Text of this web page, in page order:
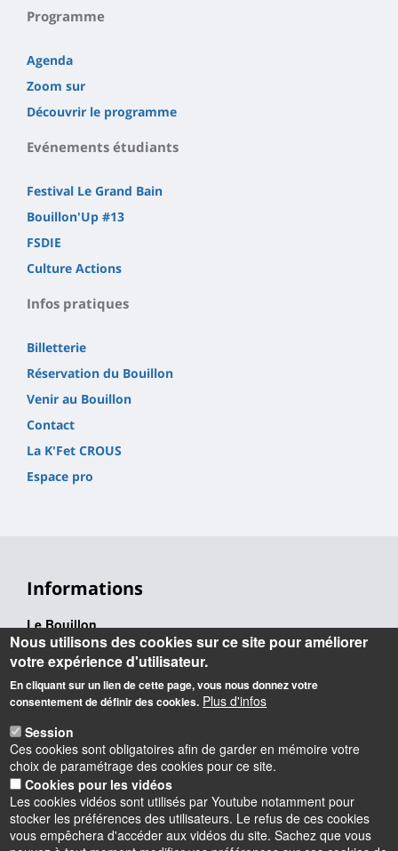
Programme
Agenda
Zoom sur
Découvrir le programme
Evénements étudiants
Festival Le Grand Bain
Bouillon'Up #13
FSDIE
Culture Actions
Infos pratiques
Billetterie
Réservation du Bouillon
Venir au Bouillon
Contact
La K'Fet CROUS
Espace pro
Informations
Le Bouillon
02 38 49 24 24
centre.culturel@univ-orleans.fr
Adresse administrative :
Rue de Tours
45067 Orléans Cedex 2
Adresse physique :
Campus d’Orléans - Orléans la Source
Parking : accès par la rue Léonard de Vinci puis rue de Saint
Amand
Station Tramway et Bus : Université - Parc Floral
Nous utilisons des cookies sur ce site pour améliorer
votre expérience d'utilisateur.
En cliquant sur un lien de cette page, vous nous donnez votre
consentement de définir des cookies. Plus d'infos
Session
Ces cookies sont obligatoires afin de garder en mémoire votre
choix de paramétrage des cookies pour ce site.
Cookies pour les vidéos
Les cookies vidéos sont utilisés par Youtube notamment pour
stocker les préférences des utilisateurs. Le refus de ces cookies
vous empêchera d'accéder aux vidéos du site. Sachez que vous